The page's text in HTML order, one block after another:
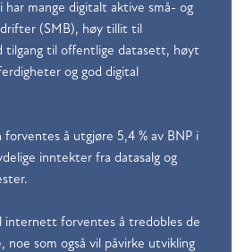
har mange digitalt aktive små- og
(SMB), høy tillit til
tilgang til offentlige datasett, høyt
og god digital
forventes å utgjøre 5,4 % av BNP i
inntekter fra datasalg og
forventes å tredobles de
noe som også vil påvirke utvikling